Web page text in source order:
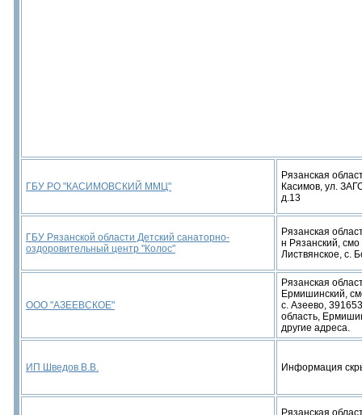
ГБУ РО "КАСИМОВСКИЙ ММЦ"
Рязанская
Касимов, ул.
д.13
ГБУ Рязанской области Детский санаторно-
оздоровительный центр "Колос"
Рязанская
н Рязанский, смо
Листвянское, с.
ООО "АЗЕЕВСКОЕ"
Рязанская
Ермишинский,
с. Азеево,
область,
другие адреса.
ИП Шведов В.В. Информация
Рязанская